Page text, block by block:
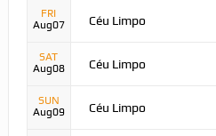
FRI
Aug07
Céu Limpo
SAT
Aug08
Céu Limpo
SUN
Aug09
Céu Limpo